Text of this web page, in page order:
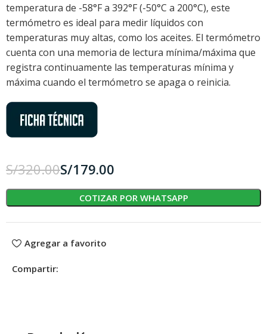
temperatura de -58°F a 392°F (-50°C a 200°C), este
termómetro es ideal para medir líquidos con
temperaturas muy altas, como los aceites. El termómetro
cuenta con una memoria de lectura mínima/máxima que
registra continuamente las temperaturas mínima y
máxima cuando el termómetro se apaga o reinicia.
S/320.00S/179.00
COTIZAR POR WHATSAPP
Agregar a favorito
Compartir: